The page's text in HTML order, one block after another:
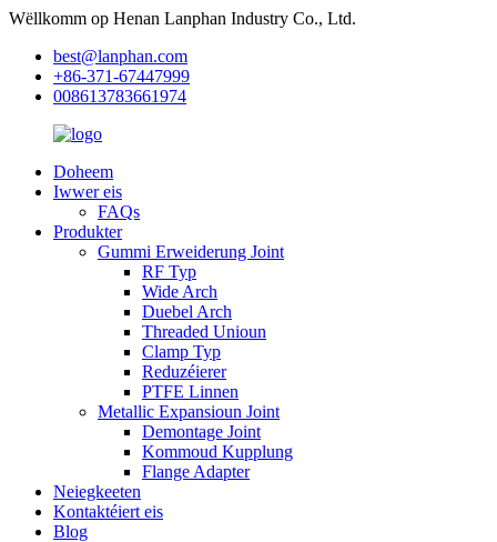
Wëllkomm op Henan Lanphan Industry Co., Ltd.
best@lanphan.com
+86-371-67447999
008613783661974
Doheem
Iwwer eis
FAQs
Produkter
Gummi Erweiderung Joint
RF Typ
Wide Arch
Duebel Arch
Threaded Unioun
Clamp Typ
Reduzéierer
PTFE Linnen
Metallic Expansioun Joint
Demontage Joint
Kommoud Kupplung
Flange Adapter
Neiegkeeten
Kontaktéiert eis
Blog